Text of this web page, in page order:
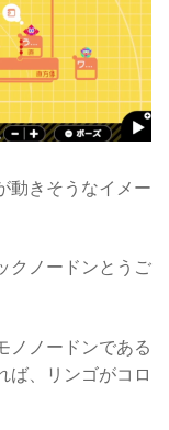
動きそうなイメー
クノードンとうご
ノノードンである
ば、リンゴがコロ